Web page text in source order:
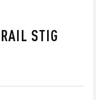
STIG